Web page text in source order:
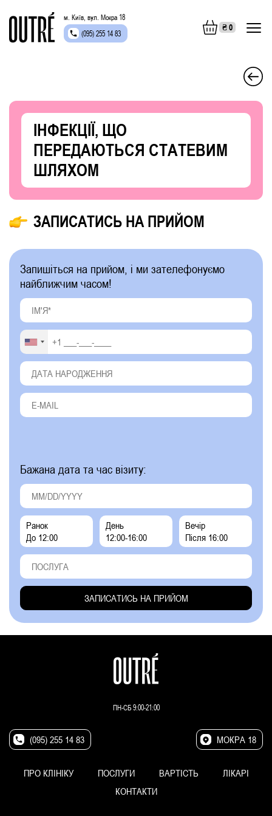
м. Київ, вул. Мокра 18
(095) 255 14 83
₴0
ІНФЕКЦІЇ, ЩО
ПЕРЕДАЮТЬСЯ СТАТЕВИМ
ШЛЯХОМ
ЗАПИСАТИСЬ НА ПРИЙОМ
Запишіться на прийом, і ми зателефонуємо
найближчим часом!
Бажана дата та час візиту:
Ранок
До 12:00
День
12:00-16:00
Вечір
Після 16:00
ПН-СБ 9:00-21:00
(095) 255 14 83 МОКРА 18
ПРО КЛІНІКУ ПОСЛУГИ ВАРТІСТЬ
ЛІКАРІ
КОНТАКТИ